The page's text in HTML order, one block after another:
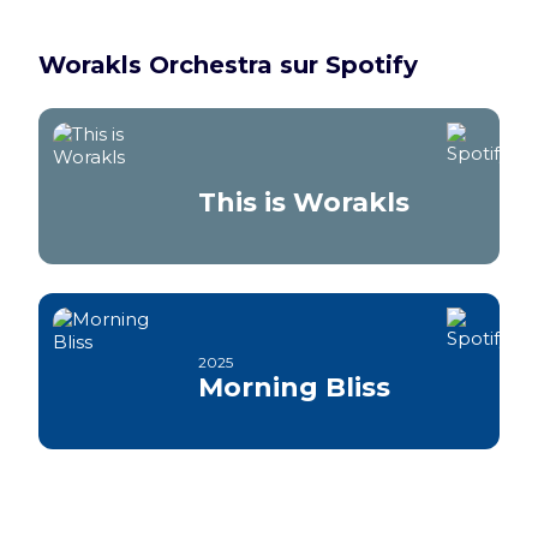
Worakls Orchestra sur Spotify
This is Worakls
Morning Bliss
2025